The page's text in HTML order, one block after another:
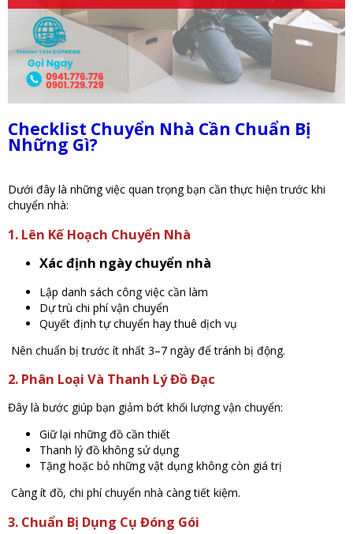
Checklist Chuyển Nhà Cần Chuẩn Bị
Những Gì?
Dưới đây là những việc quan trọng bạn cần thực hiện trước khi
chuyển nhà:
1. Lên Kế Hoạch Chuyển Nhà
Xác định ngày chuyển nhà
Lập danh sách công việc cần làm
Dự trù chi phí vận chuyển
Quyết định tự chuyển hay thuê dịch vụ
Nên chuẩn bị trước ít nhất 3–7 ngày để tránh bị động.
2. Phân Loại Và Thanh Lý Đồ Đạc
Đây là bước giúp bạn giảm bớt khối lượng vận chuyển:
Giữ lại những đồ cần thiết
Thanh lý đồ không sử dụng
Tặng hoặc bỏ những vật dụng không còn giá trị
Càng ít đồ, chi phí chuyển nhà càng tiết kiệm.
3. Chuẩn Bị Dụng Cụ Đóng Gói